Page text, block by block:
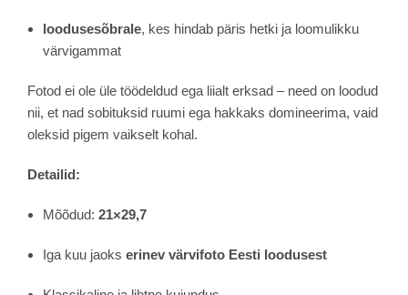
loodusesõbrale, kes hindab päris hetki ja loomulikku
värvigammat
Fotod ei ole üle töödeldud ega liialt erksad – need on loodud
nii, et nad sobituksid ruumi ega hakkaks domineerima, vaid
oleksid pigem vaikselt kohal.
Detailid:
Mõõdud: 21×29,7
Iga kuu jaoks erinev värvifoto Eesti loodusest